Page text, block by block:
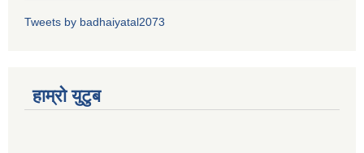
Tweets by badhaiyatal2073
हाम्रो युटुब